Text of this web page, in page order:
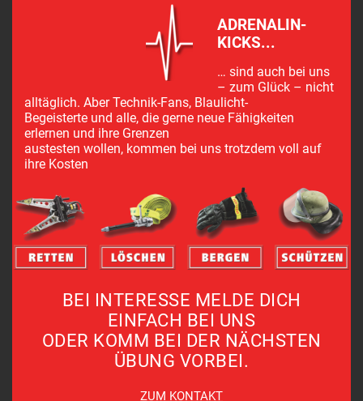
ADRENALIN-
KICKS...
… sind auch bei uns
– zum Glück – nicht
alltäglich. Aber Technik-Fans, Blaulicht-
Begeisterte und alle, die gerne neue Fähigkeiten
erlernen und ihre Grenzen
austesten wollen, kommen bei uns trotzdem voll auf
ihre Kosten
BEI INTERESSE MELDE DICH
EINFACH BEI UNS
ODER KOMM BEI DER NÄCHSTEN
ÜBUNG VORBEI.
ZUM KONTAKT